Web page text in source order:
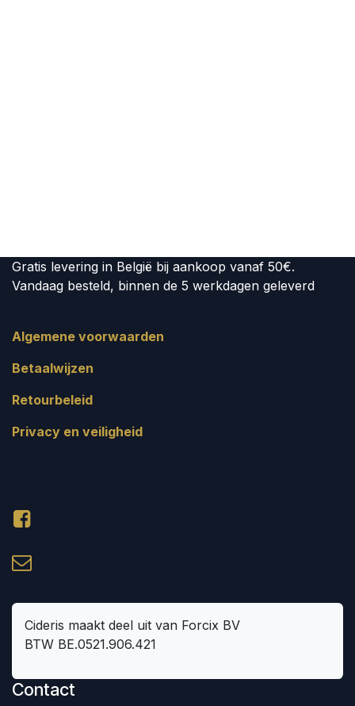
Gratis levering in België bij aankoop vanaf 50€.
Vandaag besteld, binnen de 5 werkdagen geleverd
Algemene voorwaarden
Betaalwijzen
Retourbeleid
Privacy en veiligheid
Cideris maakt deel uit van Forcix BV
BTW BE.0521.906.421
Contact